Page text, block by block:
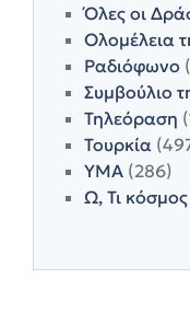
Όλες οι
Ολομέλεια
Ραδιόφωνο
Συμβούλιο
Τηλεόραση
Τουρκία
ΥΜΑ (286)
Ω, Τι